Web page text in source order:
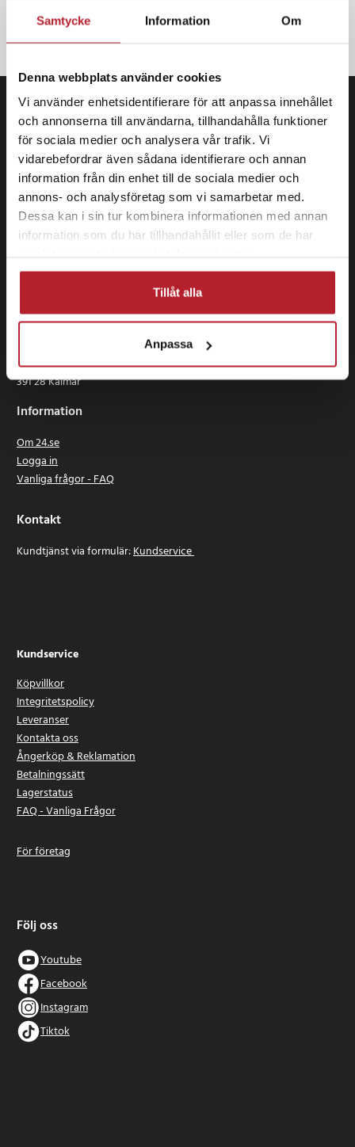
Samtycke Information Om
Denna webbplats använder cookies
Vi använder enhetsidentifierare för att anpassa innehållet
och annonserna till användarna, tillhandahålla funktioner
för sociala medier och analysera vår trafik. Vi
vidarebefordrar även sådana identifierare och annan
information från din enhet till de sociala medier och
annons- och analysföretag som vi samarbetar med.
Dessa kan i sin tur kombinera informationen med annan
information som du har tillhandahållit eller som de har
Tillåt alla
Anpassa
OK
Box 829
391 28 Kalmar
Information
Om 24.se
Logga in
Vanliga frågor - FAQ
Kontakt
Kundtjänst via formulär:Kundservice
Kundservice
Köpvillkor
Integritetspolicy
Leveranser
Kontakta oss
Ångerköp & Reklamation
Betalningssätt
Lagerstatus
FAQ - Vanliga Frågor
För företag
Följ oss
Youtube
Facebook
Instagram
Tiktok